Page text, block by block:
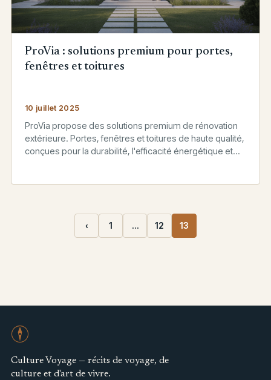
ProVia : solutions premium pour portes,
fenêtres et toitures
10 juillet 2025
ProVia propose des solutions premium de rénovation
extérieure. Portes, fenêtres et toitures de haute qualité,
conçues pour la durabilité, l'efficacité énergétique et
‹ 1 … 12 13
Culture Voyage — récits de voyage, de
culture et d'art de vivre.